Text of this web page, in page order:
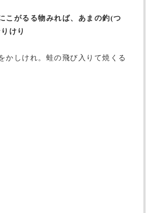
こがるる物みれば、あまの釣(つ
けり
かしけれ。蛙の飛び入りて焼くる